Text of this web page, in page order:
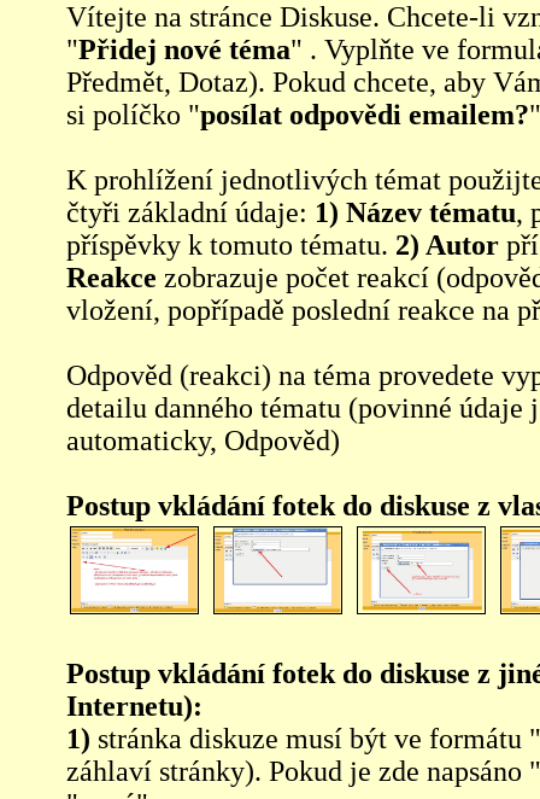
Vítejte na stránce Diskuse. Chcete-li
"Přidej nové téma" . Vyplňte ve
Předmět, Dotaz). Pokud chcete, aby
si políčko "posílat odpovědi emailem?
K prohlížení jednotlivých témat
čtyři základní údaje: 1) Název tématu,
příspěvky k tomuto tématu. 2) Autor
Reakce zobrazuje počet reakcí
vložení, popřípadě poslední reakce na
Odpověd (reakci) na téma provedete
detailu danného tématu (povinné údaje
automaticky, Odpověd)
Postup vkládání fotek do diskuse z
Postup vkládání fotek do diskuse z
Internetu):
1) stránka diskuze musí být ve
záhlaví stránky). Pokud je zde